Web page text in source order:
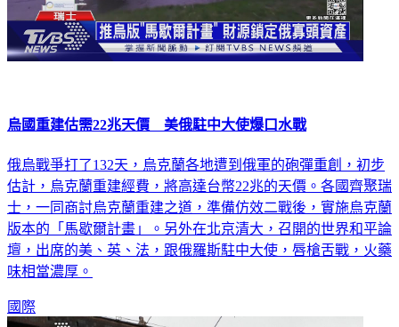
烏國重建估需22兆天價 美俄駐中大使爆口水戰
俄烏戰爭打了132天，烏克蘭各地遭到俄軍的砲彈重創，初步
估計，烏克蘭重建經費，將高達台幣22兆的天價。各國齊聚瑞
士，一同商討烏克蘭重建之道，準備仿效二戰後，實施烏克蘭
版本的「馬歇爾計畫」。另外在北京清大，召開的世界和平論
壇，出席的美、英、法，跟俄羅斯駐中大使，唇槍舌戰，火藥
味相當濃厚。
國際